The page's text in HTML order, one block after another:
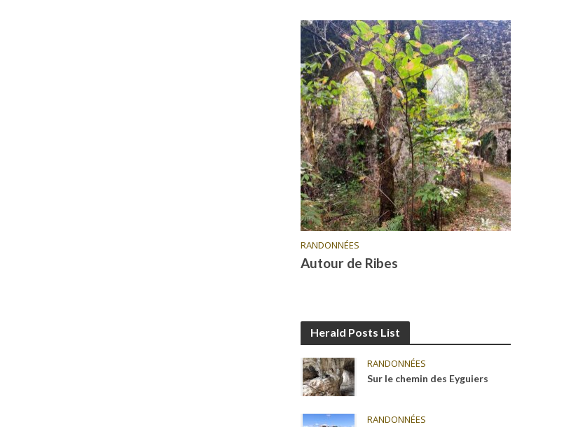
RANDONNÉES
Autour de Ribes
Herald Posts List
RANDONNÉES
Sur le chemin des Eyguiers
RANDONNÉES